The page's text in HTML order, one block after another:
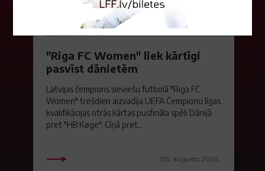
"Riga FC Women" liek kārtīgi
pasvīst dānietēm
Latvijas čempions sieviešu futbolā "Riga FC
Women" trešdien aizvadīja UEFA Čempionu līgas
kvalifikācijas otrās kārtas pusfināla spēli Dānijā
pret "HB Køge". Cīņā pret...
05. augusts 2026.